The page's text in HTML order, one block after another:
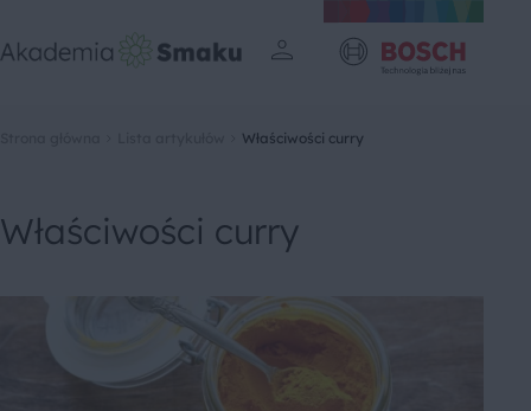
Właściwości curry
Właściwości curry